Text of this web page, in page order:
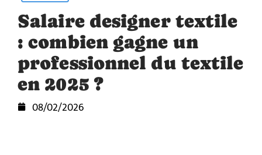
Salaire designer textile
: combien gagne un
professionnel du textile
en 2025 ?
08/02/2026